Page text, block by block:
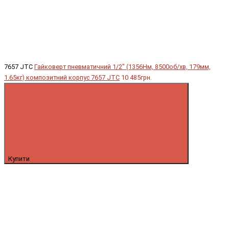
7657 JTC Гайковерт пневматичний 1/2" (1356Нм, 8500об/хв, 179мм,
1.65кг) композитний корпус 7657 JTC 10 485грн.
Купити